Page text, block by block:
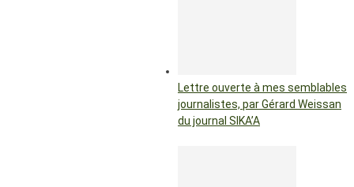
Lettre ouverte à mes semblables
journalistes, par Gérard Weissan
du journal SIKA’A